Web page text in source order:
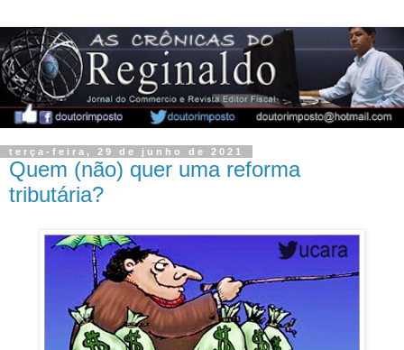
terça-feira, 29 de junho de 2021
Quem (não) quer uma reforma
tributária?